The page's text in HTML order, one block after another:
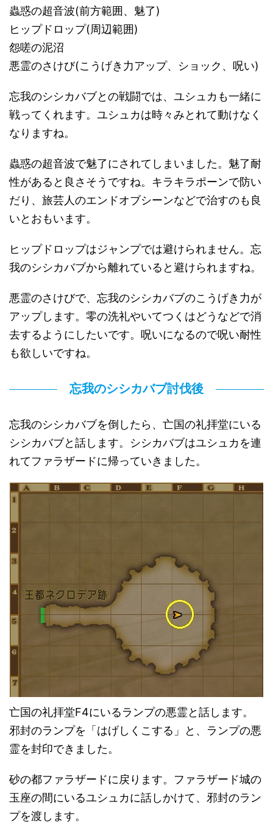
蟲惑の超音波(前方範囲、魅了)
ヒップドロップ(周辺範囲)
怨嗟の泥沼
悪霊のさけび(こうげき力アップ、ショック、呪い)
忘我のシシカバブとの戦闘では、ユシュカも一緒に
戦ってくれます。ユシュカは時々みとれて動けなく
なりますね。
蟲惑の超音波で魅了にされてしまいました。魅了耐
性があると良さそうですね。キラキラポーンで防い
だり、旅芸人のエンドオブシーンなどで治すのも良
いとおもいます。
ヒップドロップはジャンプでは避けられません。忘
我のシシカバブから離れていると避けられますね。
悪霊のさけびで、忘我のシシカバブのこうげき力が
アップします。零の洗礼やいてつくはどうなどで消
去するようにしたいです。呪いになるので呪い耐性
も欲しいですね。
忘我のシシカバブ討伐後
忘我のシシカバブを倒したら、亡国の礼拝堂にいる
シシカバブと話します。シシカバブはユシュカを連
れてファラザードに帰っていきました。
亡国の礼拝堂F4にいるランプの悪霊と話します。
邪封のランプを「はげしくこする」と、ランプの悪
霊を封印できました。
砂の都ファラザードに戻ります。ファラザード城の
玉座の間にいるユシュカに話しかけて、邪封のラン
プを渡します。